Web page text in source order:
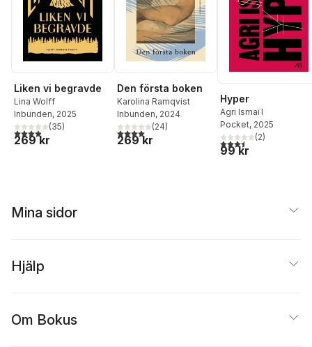
Liken vi begravde
Lina Wolff
Inbunden, 2025
3,9utav 5 stjärnor. Totalt antal röster:
(35)
269 kr
Den första boken
Karolina Ramqvist
Inbunden, 2024
4,0utav 5 stjärnor. Totalt antal röster:
(24)
269 kr
Hyper
Agri Ismaïl
Pocket, 2025
3,5utav 5 stjärnor.
(2)
99 kr
Mina sidor
Hjälp
Om Bokus